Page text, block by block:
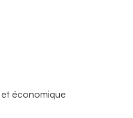
économique